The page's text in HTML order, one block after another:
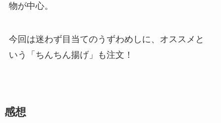
物が中心。
今回は迷わず目当てのうずわめしに、オススメと
いう「ちんちん揚げ」も注文！
感想